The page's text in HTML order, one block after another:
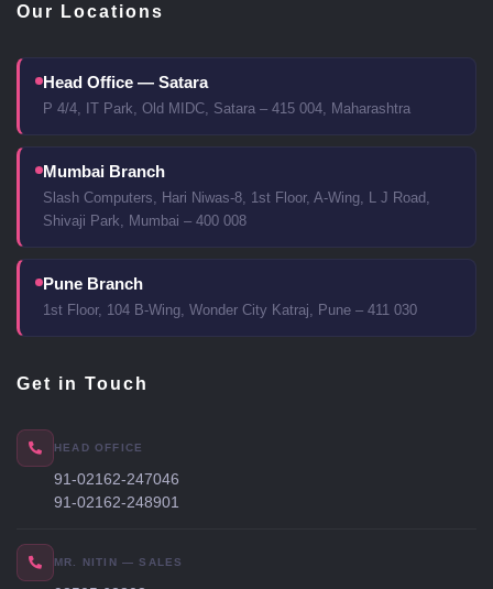
Our Locations
Head Office — Satara
P 4/4, IT Park, Old MIDC, Satara – 415 004, Maharashtra
Mumbai Branch
Slash Computers, Hari Niwas-8, 1st Floor, A-Wing, L J Road,
Shivaji Park, Mumbai – 400 008
Pune Branch
1st Floor, 104 B-Wing, Wonder City Katraj, Pune – 411 030
Get in Touch
HEAD OFFICE
91-02162-247046
91-02162-248901
MR. NITIN — SALES